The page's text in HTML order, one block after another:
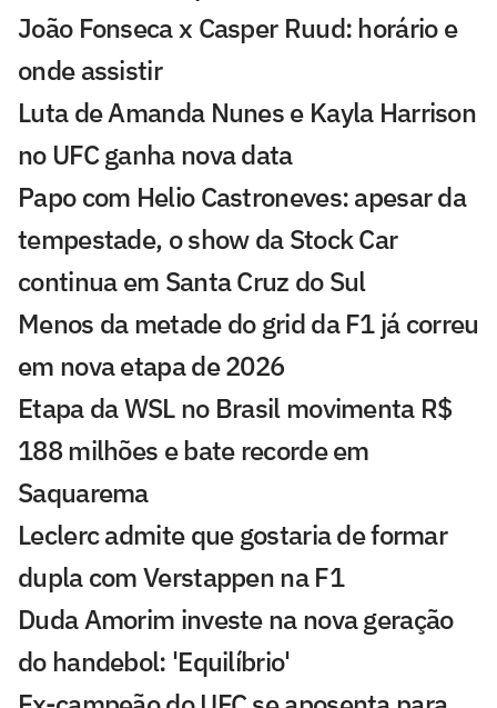
João Fonseca x Casper Ruud: horário e
onde assistir
Luta de Amanda Nunes e Kayla Harrison
no UFC ganha nova data
Papo com Helio Castroneves: apesar da
tempestade, o show da Stock Car
continua em Santa Cruz do Sul
Menos da metade do grid da F1 já correu
em nova etapa de 2026
Etapa da WSL no Brasil movimenta R$
188 milhões e bate recorde em
Saquarema
Leclerc admite que gostaria de formar
dupla com Verstappen na F1
Duda Amorim investe na nova geração
do handebol: 'Equilíbrio'